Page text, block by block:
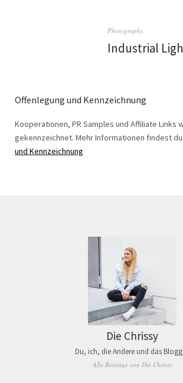
Photography
Industrial
Offenlegung und Kennzeichnung
Kooperationen, PR Samples und Affiliate Links
gekennzeichnet. Mehr Informationen findest
und Kennzeichnung
Die Chrissy
Du, ich, die Andere und das
Alle Beiträge von Die Chrissy